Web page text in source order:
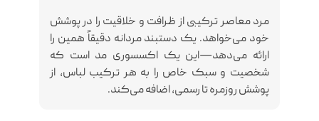
مرد معاصر ترکیبی از ظرافت و خلاقیت را در پوشش
خود می‌خواهد. یک دستبند مردانه دقیقاً همین را
ارائه می‌دهد—این یک اکسسوری مد است که
شخصیت و سبک خاص را به هر ترکیب لباس، از
پوشش روزمره تا رسمی، اضافه می‌کند.